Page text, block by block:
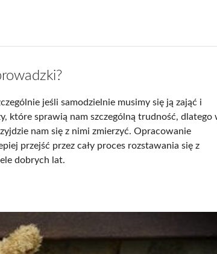
jeśli samodzielnie musimy się ją zająć i
które sprawią nam szczególną trudność, dlatego
nam się z nimi zmierzyć. Opracowanie
przejść przez cały proces rozstawania się z
dobrych lat.